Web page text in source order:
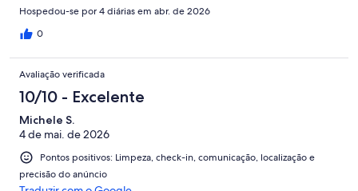
Hospedou-se por 4 diárias em abr. de 2026
0
Avaliação verificada
10/10 - Excelente
Michele S.
4 de mai. de 2026
Pontos positivos: Limpeza, check-in, comunicação, localização e
precisão do anúncio